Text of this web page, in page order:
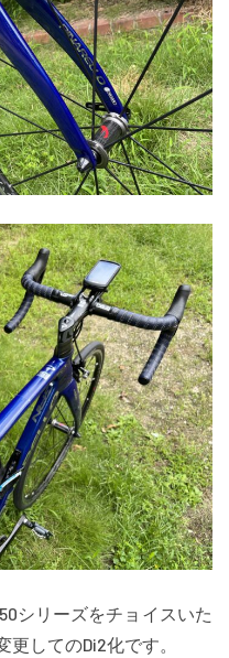
シリーズをチョイスいた
更してのDi2化です。